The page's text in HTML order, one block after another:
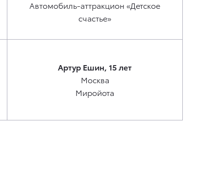
Автомобиль-аттракцион «Детское
счастье»
Артур Ешин, 15 лет
Москва
Миройота